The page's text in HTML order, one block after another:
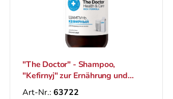
"The Doctor" - Shampoo,
"Kefirnyj" zur Ernährung und
Kräftigung Haar, 946 ml
Art-Nr.: 63722